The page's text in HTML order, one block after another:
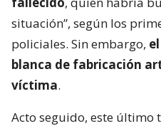
situación”, según los
policiales. Sin embargo,
blanca de fabricación
víctima.
Acto seguido, este último